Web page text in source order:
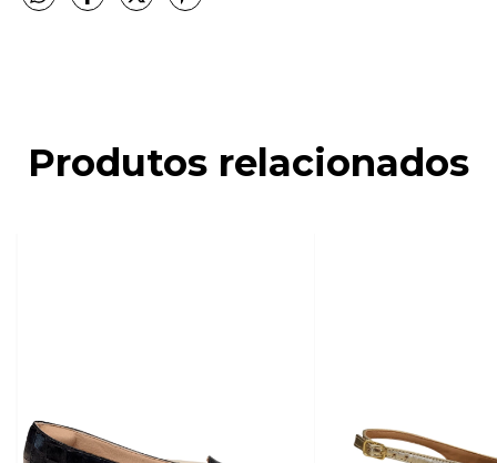
Produtos relacionados